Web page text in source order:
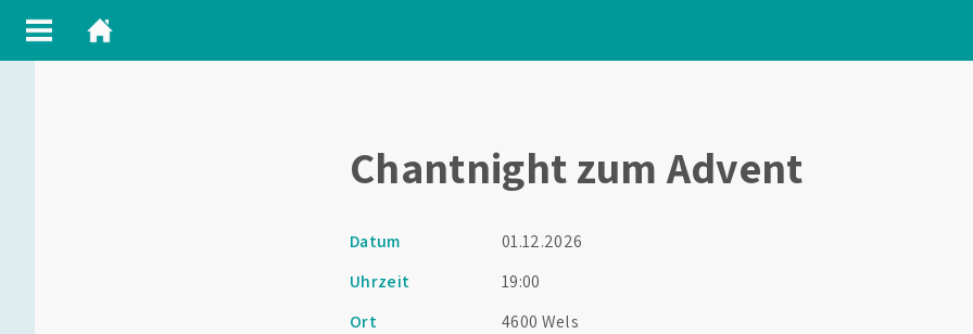
Chantnight zum Advent
Datum
01.12.2026
Uhrzeit
19:00
Ort
4600 Wels